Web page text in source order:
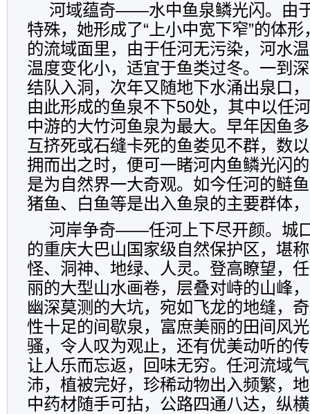
河域蕴奇——水中鱼泉鳞光闪。由
特殊，她形成了“上小中宽下窄”的体
的流域面里，由于任河无污染，河水
温度变化小，适宜于鱼类过冬。一到
结队入洞，次年又随地下水涌出泉口
由此形成的鱼泉不下50处，其中以任
中游的大竹河鱼泉为最大。早年因鱼
互挤死或石缝卡死的鱼娄见不群，数
拥而出之时，便可一睹河内鱼鳞光闪
是为自然界一大奇观。如今任河的鲢
猪鱼、白鱼等是出入鱼泉的主要群体
河岸争奇——任河上下尽开颜。城
的重庆大巴山国家级自然保护区，堪
怪、洞神、地绿、人灵。登高瞭望，
丽的大型山水画卷，层叠对峙的山峰
幽深莫测的大坑，宛如飞龙的地缝，
性十足的间歇泉，富庶美丽的田间风
骚，令人叹为观止，还有优美动听的
让人乐而忘返，回味无穷。任河流域
沛，植被完好，珍稀动物出入频繁，
中药材随手可拈，公路四通八达，纵